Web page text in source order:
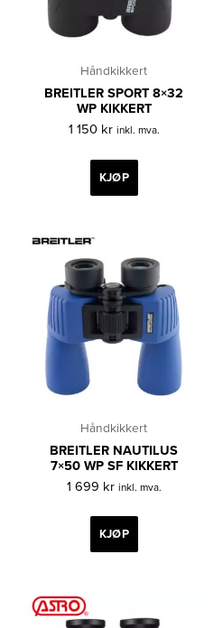
Håndkikkert
BREITLER SPORT 8×32
WP KIKKERT
1 150 kr inkl. mva.
KJØP
Håndkikkert
BREITLER NAUTILUS
7×50 WP SF KIKKERT
1 699 kr inkl. mva.
KJØP